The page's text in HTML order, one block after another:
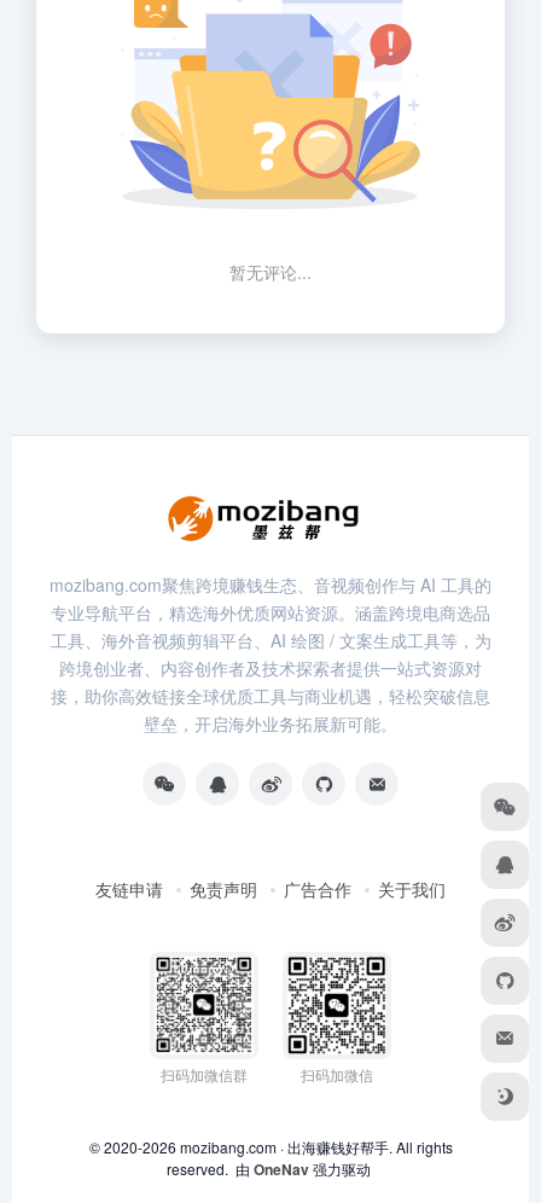
暂无评论...
mozibang.com聚焦跨境赚钱生态、音视频创作与 AI 工具的
专业导航平台，精选海外优质网站资源。涵盖跨境电商选品
工具、海外音视频剪辑平台、AI 绘图 / 文案生成工具等，为
跨境创业者、内容创作者及技术探索者提供一站式资源对
接，助你高效链接全球优质工具与商业机遇，轻松突破信息
壁垒，开启海外业务拓展新可能。
友链申请 免责声明 广告合作 关于我们
扫码加微信群 扫码加微信
© 2020-2026 mozibang.com · 出海赚钱好帮手. All rights
reserved. 由 OneNav强力驱动